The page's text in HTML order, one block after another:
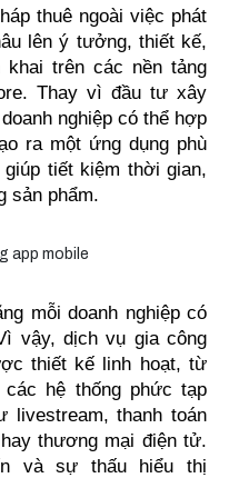
thuê ngoài việc phát
lên ý tưởng, thiết kế,
trên các nền tảng
Thay vì đầu tư xây
nghiệp có thể hợp
ra một ứng dụng phù
tiết kiệm thời gian,
sản phẩm.
mỗi doanh nghiệp có
vậy, dịch vụ gia công
thiết kế linh hoạt, từ
hệ thống phức tạp
livestream, thanh toán
thương mại điện tử.
và sự thấu hiểu thị